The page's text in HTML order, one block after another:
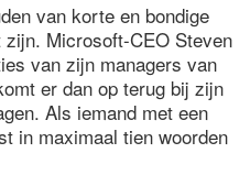
van korte en bondige
Microsoft-CEO Steven
van zijn managers van
er dan op terug bij zijn
Als iemand met een
in maximaal tien woorden